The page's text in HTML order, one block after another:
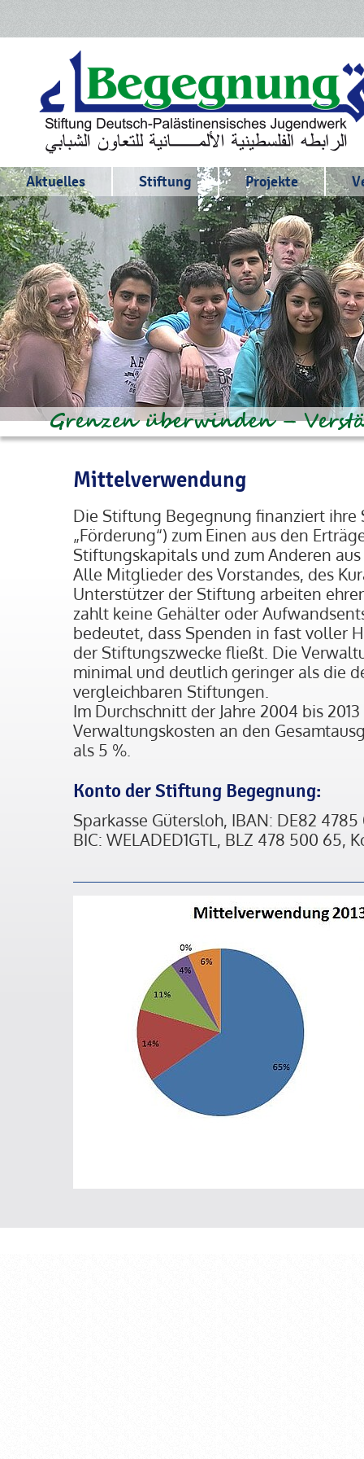
Aktuelles Stiftung Projekte
Mittelverwendung
Die Stiftung Begegnung finanziert ihre
„Förderung“) zum Einen aus den
Stiftungskapitals und zum Anderen
Alle Mitglieder des Vorstandes, des
Unterstützer der Stiftung arbeiten
zahlt keine Gehälter oder
bedeutet, dass Spenden in fast voller
der Stiftungszwecke fließt. Die
minimal und deutlich geringer als die
vergleichbaren Stiftungen.
Im Durchschnitt der Jahre 2004 bis
Verwaltungskosten an den
als 5 %.
Konto der Stiftung Begegnung:
Sparkasse Gütersloh, IBAN: DE82
BIC: WELADED1GTL, BLZ 478 500 65,